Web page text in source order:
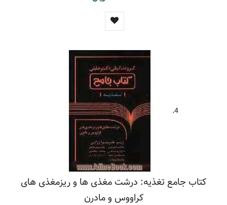
4.
کتاب جامع تغذیه: درشت مغذی ها و ریزمغذی های
کراووس و مادرن